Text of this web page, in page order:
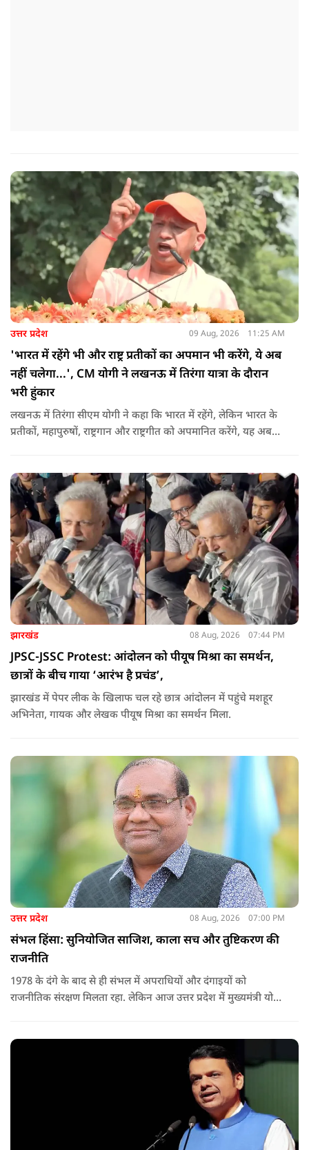
उत्तर प्रदेश 09 Aug, 2026 11:25 AM
'भारत में रहेंगे भी और राष्ट्र प्रतीकों का अपमान भी करेंगे, ये अब
नहीं चलेगा...', CM योगी ने लखनऊ में तिरंगा यात्रा के दौरान
भरी हुंकार
लखनऊ में तिरंगा सीएम योगी ने कहा कि भारत में रहेंगे, लेकिन भारत के
प्रतीकों, महापुरुषों, राष्ट्रगान और राष्ट्रगीत को अपमानित करेंगे, यह अब
की हर चुनौती का सामना करने में सक्षम है.
झारखंड 08 Aug, 2026 07:44 PM
JPSC-JSSC Protest: आंदोलन को पीयूष मिश्रा का समर्थन,
छात्रों के बीच गाया ‘आरंभ है प्रचंड’,
झारखंड में पेपर लीक के खिलाफ चल रहे छात्र आंदोलन में पहुंचे मशहूर
अभिनेता, गायक और लेखक पीयूष मिश्रा का समर्थन मिला.
उत्तर प्रदेश 08 Aug, 2026 07:00 PM
संभल हिंसा: सुनियोजित साजिश, काला सच और तुष्टिकरण की
राजनीति
1978 के दंगे के बाद से ही संभल में अपराधियों और दंगाइयों को
राजनीतिक संरक्षण मिलता रहा. लेकिन आज उत्तर प्रदेश में मुख्यमंत्री योगी
नेता या सांसद क्यों न हो, यदि वह राज्य की शांति और सुरक्षा से खिलवाड़